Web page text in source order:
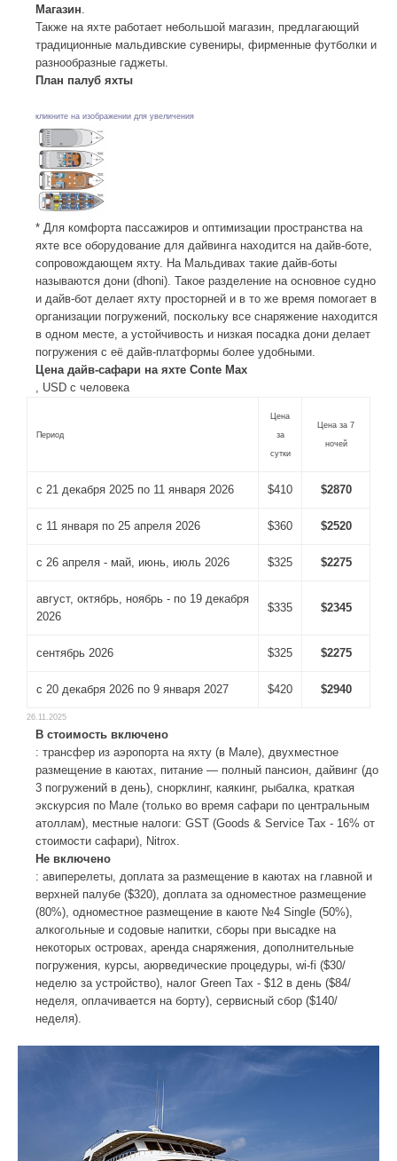
Магазин.
Также на яхте работает небольшой магазин, предлагающий
традиционные мальдивские сувениры, фирменные футболки и
разнообразные гаджеты.
План палуб яхты
кликните на изображении для увеличения
* Для комфорта пассажиров и оптимизации пространства на
яхте все оборудование для дайвинга находится на дайв-боте,
сопровождающем яхту. На Мальдивах такие дайв-боты
называются дони (dhoni). Такое разделение на основное судно
и дайв-бот делает яхту просторней и в то же время помогает в
организации погружений, поскольку все снаряжение находится
в одном месте, а устойчивость и низкая посадка дони делает
погружения с её дайв-платформы более удобными.
Цена дайв-сафари на яхте Conte Max
, USD с человека
Период
Цена
за
сутки
Цена за 7
ночей
с 21 декабря 2025 по 11 января 2026 $410 $2870
с 11 января по 25 апреля 2026 $360 $2520
с 26 апреля - май, июнь, июль 2026 $325 $2275
август, октябрь, ноябрь - по 19 декабря
2026
$335 $2345
сентябрь 2026 $325 $2275
с 20 декабря 2026 по 9 января 2027 $420 $2940
26.11.2025
В стоимость включено
: трансфер из аэропорта на яхту (в Мале), двухместное
размещение в каютах, питание — полный пансион, дайвинг (до
3 погружений в день), снорклинг, каякинг, рыбалка, краткая
экскурсия по Мале (только во время сафари по центральным
атоллам), местные налоги: GST (Goods & Service Tax - 16% от
стоимости сафари), Nitrox.
Не включено
: авиперелеты, доплата за размещение в каютах на главной и
верхней палубе ($320), доплата за одноместное размещение
(80%), одноместное размещение в каюте №4 Single (50%),
алкогольные и содовые напитки, сборы при высадке на
некоторых островах, аренда снаряжения, дополнительные
погружения, курсы, аюрведические процедуры, wi-fi ($30/
неделю за устройство), налог Green Tax - $12 в день ($84/
неделя, оплачивается на борту), сервисный сбор ($140/
неделя).